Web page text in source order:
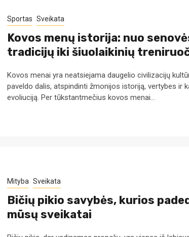
Sportas Sveikata
Kovos menų istorija: nuo
tradicijų iki šiuolaikinių
Kovos menai yra neatsiejama daugelio civilizacijų
paveldo dalis, atspindinti žmonijos istoriją, vertybes ir
evoliuciją. Per tūkstantmečius kovos menai...
Mityba Sveikata
Bičių pikio savybės, kurios
mūsų sveikatai